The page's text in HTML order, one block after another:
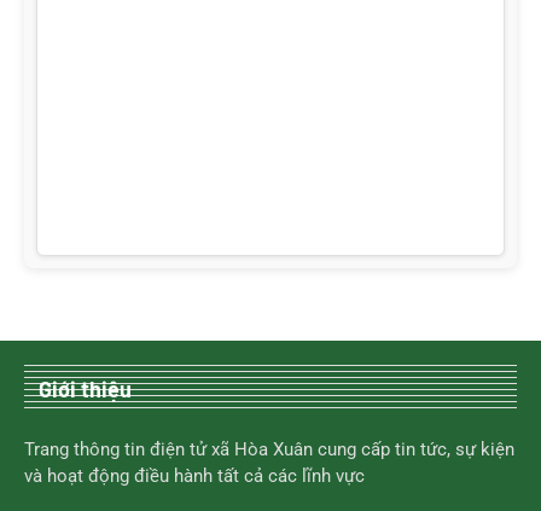
Giới thiệu
Trang thông tin điện tử xã Hòa Xuân cung cấp tin tức, sự kiện
và hoạt động điều hành tất cả các lĩnh vực